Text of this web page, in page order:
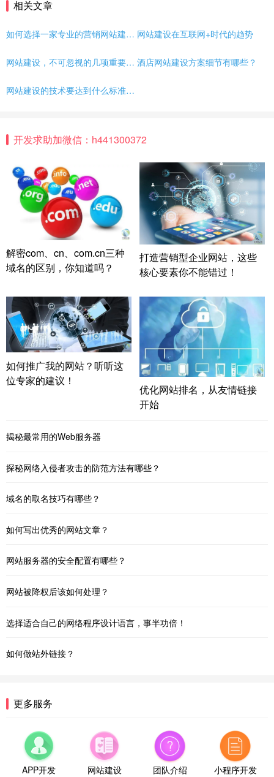
相关文章
如何选择一家专业的营销网站建设公司？ 网站建设在互联网+时代的趋势
网站建设，不可忽视的几项重要事项 酒店网站建设方案细节有哪些？
网站建设的技术要达到什么标准，做出来的网站才有吸引力？
开发求助加微信：h441300372
解密com、cn、com.cn三种
域名的区别，你知道吗？
打造营销型企业网站，这些
核心要素你不能错过！
如何推广我的网站？听听这
位专家的建议！
优化网站排名，从友情链接
开始
揭秘最常用的Web服务器
探秘网络入侵者攻击的防范方法有哪些？
域名的取名技巧有哪些？
如何写出优秀的网站文章？
网站服务器的安全配置有哪些？
网站被降权后该如何处理？
选择适合自己的网络程序设计语言，事半功倍！
如何做站外链接？
更多服务
APP开发 网站建设 团队介绍 小程序开发